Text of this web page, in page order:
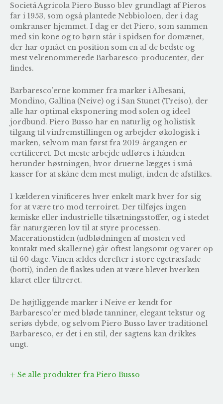
Societá Agricola Piero Busso blev grundlagt af Pieros
far i 1953, som også plantede Nebbioloen, der i dag
omkranser hjemmet. I dag er det Piero, som sammen
med sin kone og to børn står i spidsen for domænet,
der har opnået en position som en af de bedste og
mest velrenommerede Barbaresco-producenter, der
findes.
Barbaresco’erne kommer fra marker i Albesani,
Mondino, Gallina (Neive) og i San Stunet (Treiso), der
alle har optimal eksponering mod solen og ideel
jordbund. Piero Busso har en naturlig og holistisk
tilgang til vinfremstillingen og arbejder økologisk i
marken, selvom man først fra 2019-årgangen er
certificeret. Det meste arbejde udføres i hånden
herunder høstningen, hvor druerne lægges i små
kasser for at skåne dem mest muligt, inden de afstilkes.
I kælderen vinificeres hver enkelt mark hver for sig
for at være tro mod terroiret. Der tilføjes ingen
kemiske eller industrielle tilsætningsstoffer, og i stedet
får naturgæren lov til at styre processen.
Macerationstiden (udblødningen af mosten ved
kontakt med skallerne) går oftest langsomt og varer op
til 60 dage. Vinen ældes derefter i store egetræsfade
(botti), inden de flaskes uden at være blevet hverken
klaret eller filtreret.
De højtliggende marker i Neive er kendt for
Barbaresco’er med bløde tanniner, elegant tekstur og
seriøs dybde, og selvom Piero Busso laver traditionel
Barbaresco, er det i en stil, der sagtens kan drikkes
ungt.
Se alle produkter fra Piero Busso